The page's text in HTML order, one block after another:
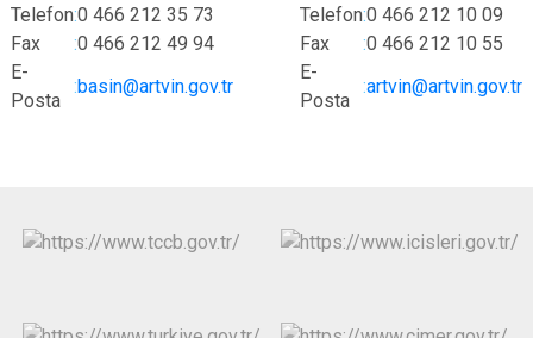
Telefon:0 466 212 35 73 Telefon:0 466 212 10 09
Fax
:0 466 212 49 94 Fax :0 466 212 10 55
E-
Posta
:basin@artvin.gov.tr
E-
Posta
:artvin@artvin.gov.tr